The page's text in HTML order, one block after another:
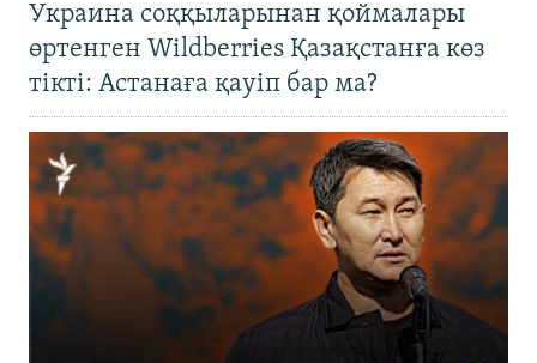
Украина соққыларынан қоймалары
өртенген Wildberries Қазақстанға көз
тікті: Астанаға қауіп бар ма?